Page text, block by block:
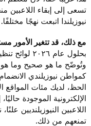
تسعى إلى إبقاء اللاعبين
نيوزيلندا اتبعت نهجًا مختلفًا.
مع ذلك، قد تتغير الأمور
بحلول عام
وتُوضّح ما هو صحيح وما
كمواطن نيوزيلندي
الحظ، لديك مئات المواقع
الإلكترونية الموجودة
اللاعبين النيوزيلنديين
تمنعهم من ذلك.